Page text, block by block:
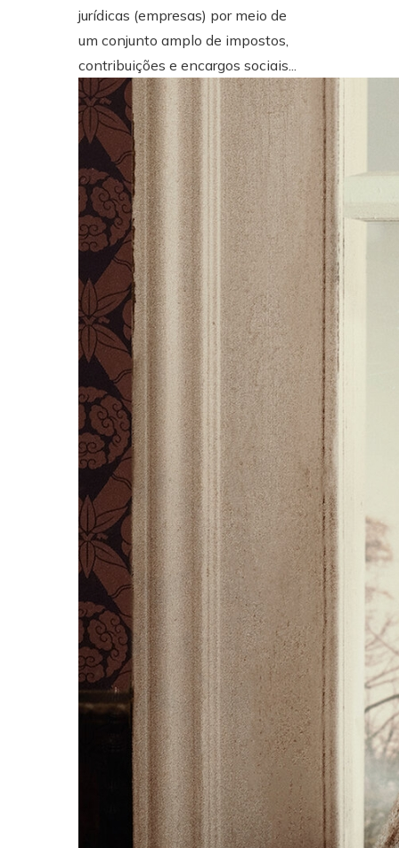
jurídicas (empresas) por meio de
um conjunto amplo de impostos,
contribuições e encargos sociais...